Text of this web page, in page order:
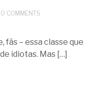
0 COMMENTS
fãs – essa classe que
idiotas. Mas […]